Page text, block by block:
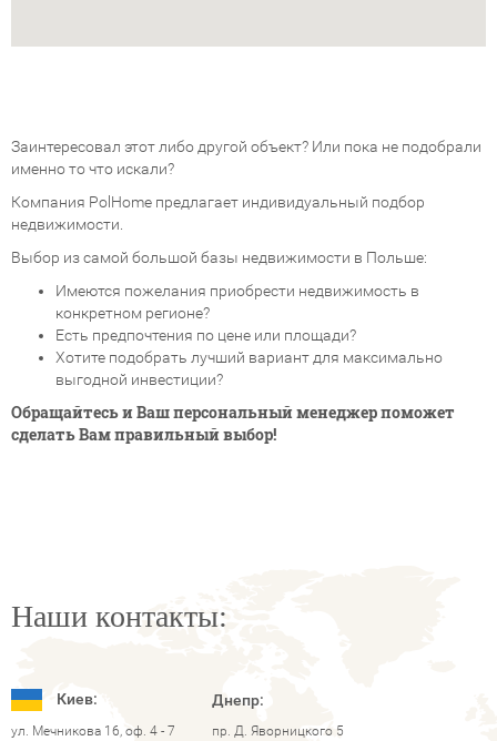
Заинтересовал этот либо другой объект? Или пока не подобрали
именно то что искали?
Компания PolHome предлагает индивидуальный подбор
недвижимости.
Выбор из самой большой базы недвижимости в Польше:
Имеются пожелания приобрести недвижимость в
конкретном регионе?
Есть предпочтения по цене или площади?
Хотите подобрать лучший вариант для максимально
выгодной инвестиции?
Обращайтесь и Ваш персональный менеджер поможет
сделать Вам правильный выбор!
Наши контакты:
Киев:
ул. Мечникова 16, оф. 4 - 7
Днепр:
пр. Д. Яворницкого 5